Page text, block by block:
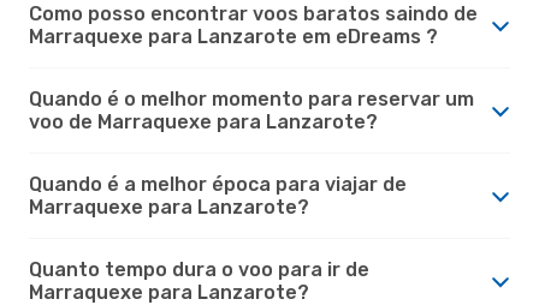
Como posso encontrar voos baratos saindo de
Marraquexe para Lanzarote em eDreams ?
Quando é o melhor momento para reservar um
voo de Marraquexe para Lanzarote?
Quando é a melhor época para viajar de
Marraquexe para Lanzarote?
Quanto tempo dura o voo para ir de
Marraquexe para Lanzarote?